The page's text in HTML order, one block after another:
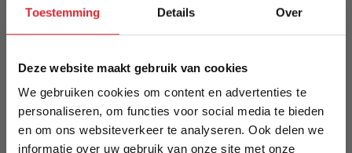
Toestemming Details Over
Deze website maakt gebruik van cookies
We gebruiken cookies om content en advertenties te
personaliseren, om functies voor social media te bieden
en om ons websiteverkeer te analyseren. Ook delen we
informatie over uw gebruik van onze site met onze
MySons
8720926003337
Prijs
€ 1.999,00